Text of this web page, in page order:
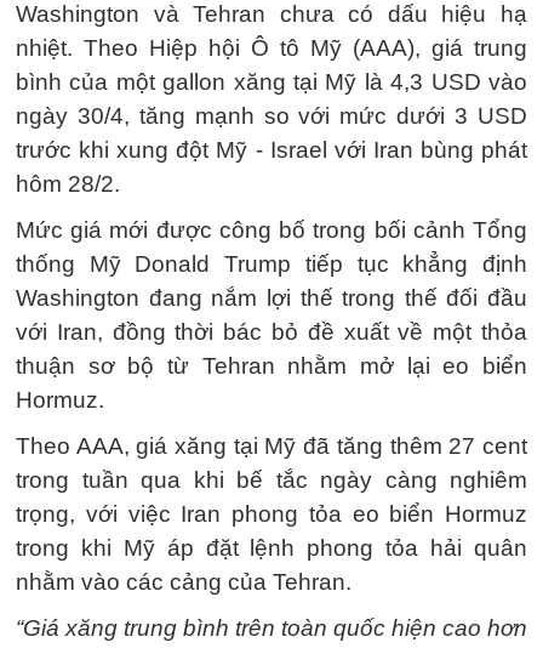
Washington và Tehran chưa có dấu hiệu hạ
nhiệt. Theo Hiệp hội Ô tô Mỹ (AAA), giá trung
bình của một gallon xăng tại Mỹ là 4,3 USD vào
ngày 30/4, tăng mạnh so với mức dưới 3 USD
trước khi xung đột Mỹ - Israel với Iran bùng phát
hôm 28/2.
Mức giá mới được công bố trong bối cảnh Tổng
thống Mỹ Donald Trump tiếp tục khẳng định
Washington đang nắm lợi thế trong thế đối đầu
với Iran, đồng thời bác bỏ đề xuất về một thỏa
thuận sơ bộ từ Tehran nhằm mở lại eo biển
Hormuz.
Theo AAA, giá xăng tại Mỹ đã tăng thêm 27 cent
trong tuần qua khi bế tắc ngày càng nghiêm
trọng, với việc Iran phong tỏa eo biển Hormuz
trong khi Mỹ áp đặt lệnh phong tỏa hải quân
nhằm vào các cảng của Tehran.
“Giá xăng trung bình trên toàn quốc hiện cao hơn